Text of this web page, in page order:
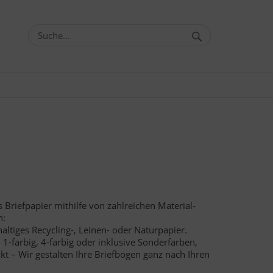
Briefpapier mithilfe von zahlreichen Material-
Recycling-, Leinen- oder Naturpapier.
farbig, 4-farbig oder inklusive Sonderfarben,
– Wir gestalten Ihre Briefbögen ganz nach Ihren